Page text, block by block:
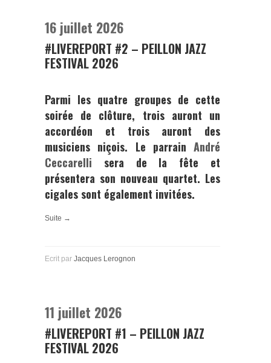
16 juillet 2026
#LIVEREPORT #2 – PEILLON JAZZ
FESTIVAL 2026
Parmi les quatre groupes de cette
soirée de clôture, trois auront un
accordéon et trois auront des
musiciens niçois. Le parrain André
Ceccarelli
sera de la fête et
présentera son nouveau quartet. Les
cigales sont également invitées.
Suite →
Ecrit par Jacques Lerognon
11 juillet 2026
#LIVEREPORT #1 – PEILLON JAZZ
FESTIVAL 2026